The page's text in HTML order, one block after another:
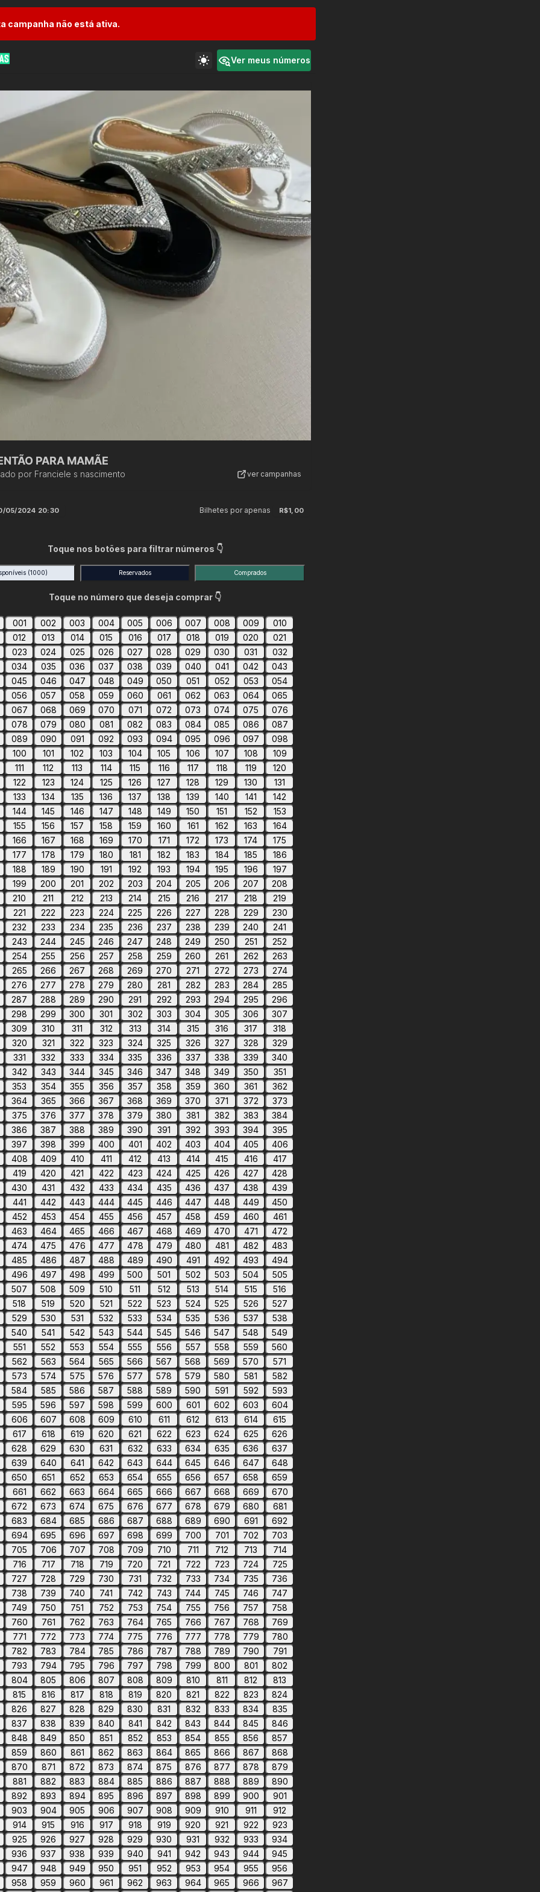
campanha não está ativa.
Ver meus números
PARA MAMÃE
por Franciele s nascimento ver campanhas
05/2024 20:30 Bilhetes por apenas R$1,00
Toque nos botões para filtrar números 👇
(1000) Reservados Comprados
Toque no número que deseja comprar 👇
001 002 003 004 005 006 007 008 009
010
012
013 014 015 016 017 018 019 020
021
023
024 025 026 027 028 029 030 031
032
034
035 036 037 038 039 040 041 042
043
045
046 047 048 049 050 051 052 053
054
056
057 058 059 060 061 062 063 064
065
067
068 069 070 071 072 073 074 075
076
078
079 080 081 082 083 084 085 086
087
089
090 091 092 093 094 095 096 097
098
100
101 102 103 104 105 106 107 108
109
111
112 113 114 115 116 117 118 119
120
122
123 124 125 126 127 128 129 130
131
133
134 135 136 137 138 139 140 141
142
144
145 146 147 148 149 150 151 152
153
155
156 157 158 159 160 161 162 163
164
166
167 168 169 170 171 172 173 174
175
177
178 179 180 181 182 183 184 185
186
188
189 190 191 192 193 194 195 196
197
199
200 201 202 203 204 205 206 207
208
210
211 212 213 214 215 216 217 218
219
221
222 223 224 225 226 227 228 229
230
232
233 234 235 236 237 238 239 240
241
243
244 245 246 247 248 249 250 251
252
254
255 256 257 258 259 260 261 262
263
265
266 267 268 269 270 271 272 273
274
276
277 278 279 280 281 282 283 284
285
287
288 289 290 291 292 293 294 295
296
298
299 300 301 302 303 304 305 306
307
309
310 311 312 313 314 315 316 317
318
320
321 322 323 324 325 326 327 328
329
331
332 333 334 335 336 337 338 339
340
342
343 344 345 346 347 348 349 350
351
353
354 355 356 357 358 359 360 361
362
364
365 366 367 368 369 370 371 372
373
375
376 377 378 379 380 381 382 383
384
386
387 388 389 390 391 392 393 394
395
397
398 399 400 401 402 403 404 405
406
408
409 410 411 412 413 414 415 416
417
419
420 421 422 423 424 425 426 427
428
430
431 432 433 434 435 436 437 438
439
441
442 443 444 445 446 447 448 449
450
452
453 454 455 456 457 458 459 460
461
463
464 465 466 467 468 469 470 471
472
474
475 476 477 478 479 480 481 482
483
485
486 487 488 489 490 491 492 493
494
496
497 498 499 500 501 502 503 504
505
507
508 509 510 511 512 513 514 515
516
518
519 520 521 522 523 524 525 526
527
529
530 531 532 533 534 535 536 537
538
540
541 542 543 544 545 546 547 548
549
551
552 553 554 555 556 557 558 559
560
562
563 564 565 566 567 568 569 570
571
573
574 575 576 577 578 579 580 581
582
584
585 586 587 588 589 590 591 592
593
595
596 597 598 599 600 601 602 603
604
606
607 608 609 610 611 612 613 614
615
617
618 619 620 621 622 623 624 625
626
628
629 630 631 632 633 634 635 636
637
639
640 641 642 643 644 645 646 647
648
650
651 652 653 654 655 656 657 658
659
661
662 663 664 665 666 667 668 669
670
672
673 674 675 676 677 678 679 680
681
683
684 685 686 687 688 689 690 691
692
694
695 696 697 698 699 700 701 702
703
705
706 707 708 709 710 711 712 713
714
716
717 718 719 720 721 722 723 724
725
727
728 729 730 731 732 733 734 735
736
738
739 740 741 742 743 744 745 746
747
749
750 751 752 753 754 755 756 757
758
760
761 762 763 764 765 766 767 768
769
771
772 773 774 775 776 777 778 779
780
782
783 784 785 786 787 788 789 790
791
793
794 795 796 797 798 799 800 801
802
804
805 806 807 808 809 810 811 812
813
815
816 817 818 819 820 821 822 823
824
826
827 828 829 830 831 832 833 834
835
837
838 839 840 841 842 843 844 845
846
848
849 850 851 852 853 854 855 856
857
859
860 861 862 863 864 865 866 867
868
870
871 872 873 874 875 876 877 878
879
881
882 883 884 885 886 887 888 889
890
892
893 894 895 896 897 898 899 900
901
903
904 905 906 907 908 909 910 911
912
914
915 916 917 918 919 920 921 922
923
925
926 927 928 929 930 931 932 933
934
936
937 938 939 940 941 942 943 944
945
947
948 949 950 951 952 953 954 955
956
958
959 960 961 962 963 964 965 966
967